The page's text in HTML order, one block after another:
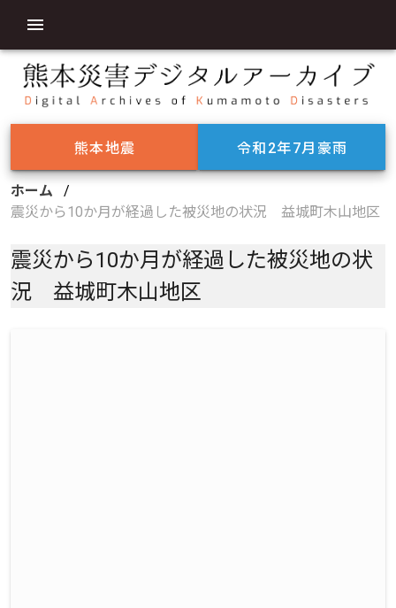
熊本地震 令和2年7月豪雨
ホーム
/
震災から10か月が経過した被災地の状況 益城町木山地区
震災から10か月が経過した被災地の状
況 益城町木山地区